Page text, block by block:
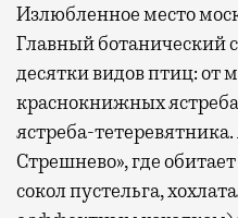
Излюбленное место
Главный ботанический
десятки видов птиц: от
краснокнижных
ястреба-
Стрешнево», где
сокол пустельга,